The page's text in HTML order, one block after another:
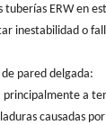
tuberías ERW en
inestabilidad o
pared delgada:
principalmente a
causadas